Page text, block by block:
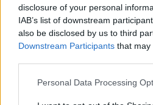
disclosure of your personal
IAB’s list of downstream
also be disclosed by us to third
Downstream Participants that may
Personal Data Processing
Laisvalaikis
Numerologai įvardijo
išbandymų